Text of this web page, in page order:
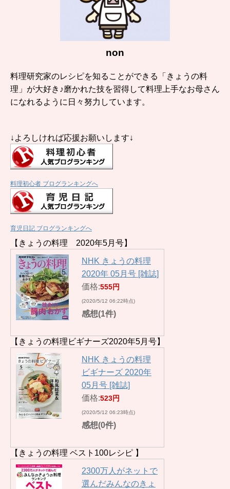
non
料理研究家のレシピを知ることができる「きょうの料
理」が大好き♪磨かれた技を習得して料理上手なお母さん
になれるように日々努力しています。
↓よろしければ応援お願いします↓
料理初心者 ブログランキングへ
育児日記 ブログランキングへ
【きょうの料理 2020年5月号】
NHK きょうの料理
2020年 05月号 [雑誌]
価格:555円
(2020/5/12 06:22時点)
感想(1件)
【きょうの料理ビギナーズ2020年5月号】
NHK きょうの料理
ビギナーズ 2020年
05月号 [雑誌]
価格:523円
(2020/5/12 06:23時点)
感想(0件)
【きょうの料理 ベスト100レシピ 】
2300万人がネットで
選んだみんなのきょ